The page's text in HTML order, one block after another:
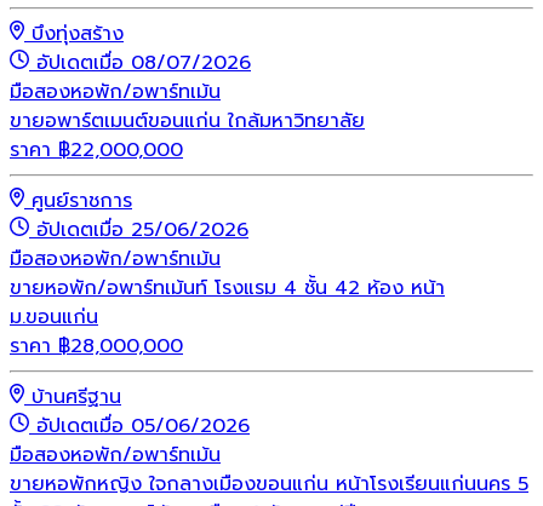
บึงทุ่งสร้าง
อัปเดตเมื่อ 08/07/2026
มือสองหอพัก/อพาร์ทเม้น
ขายอพาร์ตเมนต์ขอนแก่น ใกล้มหาวิทยาลัย
ราคา ฿22,000,000
ศูนย์ราชการ
อัปเดตเมื่อ 25/06/2026
มือสองหอพัก/อพาร์ทเม้น
ขายหอพัก/อพาร์ทเม้นท์ โรงแรม 4 ชั้น 42 ห้อง หน้า
ม.ขอนแก่น
ราคา ฿28,000,000
บ้านศรีฐาน
อัปเดตเมื่อ 05/06/2026
มือสองหอพัก/อพาร์ทเม้น
ขายหอพักหญิง ใจกลางเมืองขอนแก่น หน้าโรงเรียนแก่นนคร 5